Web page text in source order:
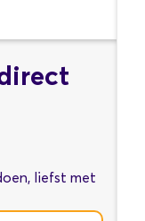
liefst met